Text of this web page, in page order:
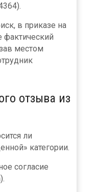
в приказе на
местом
отзыва из
ли
категории.
согласие